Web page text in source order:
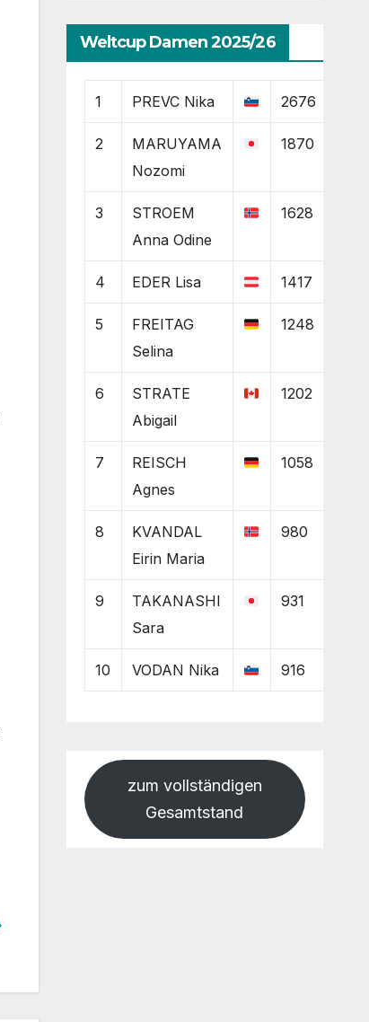
Weltcup Damen 2025/26
1 PREVC Nika 2676
2
MARUYAMA
Nozomi
1870
3
STROEM
Anna Odine
1628
4 EDER Lisa 1417
5
FREITAG
Selina
1248
6
STRATE
Abigail
1202
7
REISCH
Agnes
1058
8
KVANDAL
Eirin Maria
980
9
TAKANASHI
Sara
931
10 VODAN Nika 916
zum vollständigen
Gesamtstand